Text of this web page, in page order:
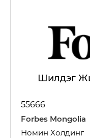
Агаарын
Шилдэг
55666
Forbes Mongolia
Номин Холдинг